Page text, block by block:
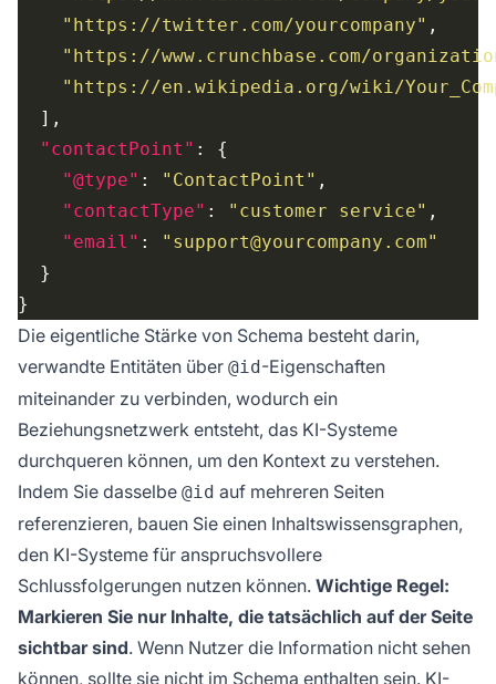
"https://twitter.com/yourcompany"
"https://www.crunchbase.com/
"https://en.wikipedia.org/wiki/
"contactPoint"
"@type" : "ContactPoint"
"contactType" : "customer service"
"email" :
"support@yourcompany.com"
Die eigentliche Stärke von Schema besteht darin,
verwandte Entitäten über @id -Eigenschaften
miteinander zu verbinden, wodurch ein
Beziehungsnetzwerk entsteht, das KI-Systeme
durchqueren können, um den Kontext zu verstehen.
Indem Sie dasselbe @id auf mehreren Seiten
referenzieren, bauen Sie einen Inhaltswissensgraphen,
den KI-Systeme für anspruchsvollere
Schlussfolgerungen nutzen können. Wichtige Regel:
Markieren Sie nur Inhalte, die tatsächlich auf der Seite
sichtbar sind. Wenn Nutzer die Information nicht sehen
können, sollte sie nicht im Schema enthalten sein. KI-